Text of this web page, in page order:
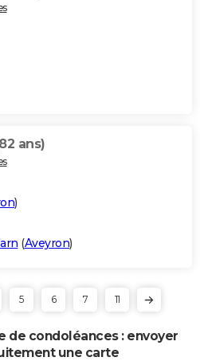
ans)
)
(Aveyron)
5 6 7 11
de condoléances : envoyer
une carte